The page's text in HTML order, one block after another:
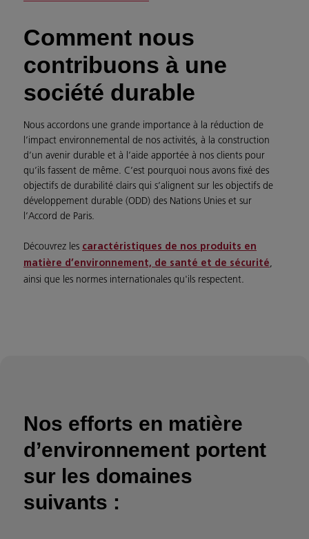
Comment nous
contribuons à une
société durable
Nous accordons une grande importance à la réduction de
l’impact environnemental de nos activités, à la construction
d’un avenir durable et à l’aide apportée à nos clients pour
qu’ils fassent de même. C’est pourquoi nous avons fixé des
objectifs de durabilité clairs qui s’alignent sur les objectifs de
développement durable (ODD) des Nations Unies et sur
l’Accord de Paris.
Découvrez les caractéristiques de nos produits en
matière d’environnement, de santé et de sécurité,
ainsi que les normes internationales qu'ils respectent.
Nos efforts en matière
d’environnement portent
sur les domaines
suivants :